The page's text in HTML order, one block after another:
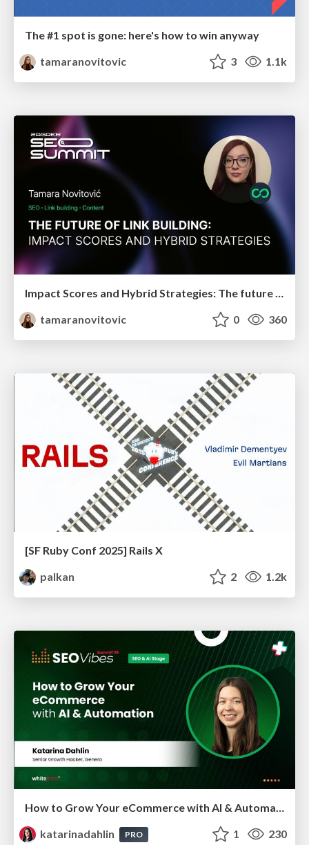
The #1 spot is gone: here's how to win anyway
tamaranovitovic
3 1.1k
tamaranovitovic
0 360
[SF Ruby Conf 2025] Rails X
palkan
2 1.2k
How to Grow Your eCommerce with AI & Automation
katarinadahlin
PRO 1 230